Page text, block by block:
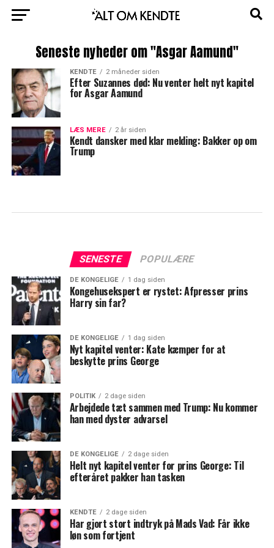
Seneste nyheder om "Asgar Aamund"
KENDTE 2 måneder siden
Efter Suzannes død: Nu venter helt nyt kapitel
for Asgar Aamund
LÆS MERE 2 år siden
Kendt dansker med klar melding: Bakker op om
Trump
SENESTE POPULÆRE
DE KONGELIGE 1 dag siden
Kongehusekspert er rystet: Afpresser prins
Harry sin far?
DE KONGELIGE 1 dag siden
Nyt kapitel venter: Kate kæmper for at
beskytte prins George
POLITIK 2 dage siden
Arbejdede tæt sammen med Trump: Nu kommer
han med dyster advarsel
DE KONGELIGE 2 dage siden
Helt nyt kapitel venter for prins George: Til
efteråret pakker han tasken
KENDTE 2 dage siden
Har gjort stort indtryk på Mads Vad: Får ikke
løn som fortjent